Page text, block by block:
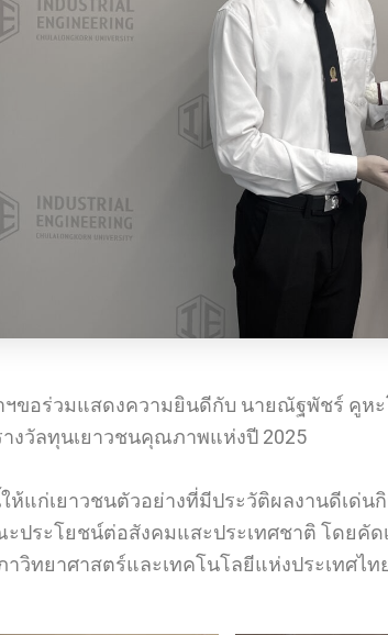
ขอร่วมแสดงความยินดีกับ นายณัฐพัชร์ คูห
งวัลทุนเยาวชนคุณภาพแห่งปี 2025
ห้แก่เยาวชนตัวอย่างที่มีประวัติผลงานดีเด่
ประโยชน์ต่อสังคมแสะประเทศชาติ โดยคั
วิทยาศาสตร์และเทคโนโลยีแห่งประเทศไท